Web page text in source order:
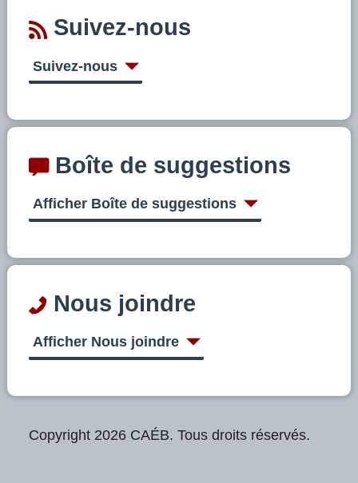
Suivez-nous
Suivez-nous
Boîte de suggestions
Afficher Boîte de suggestions
Nous joindre
Afficher Nous joindre
Copyright 2026 CAÉB. Tous droits réservés.